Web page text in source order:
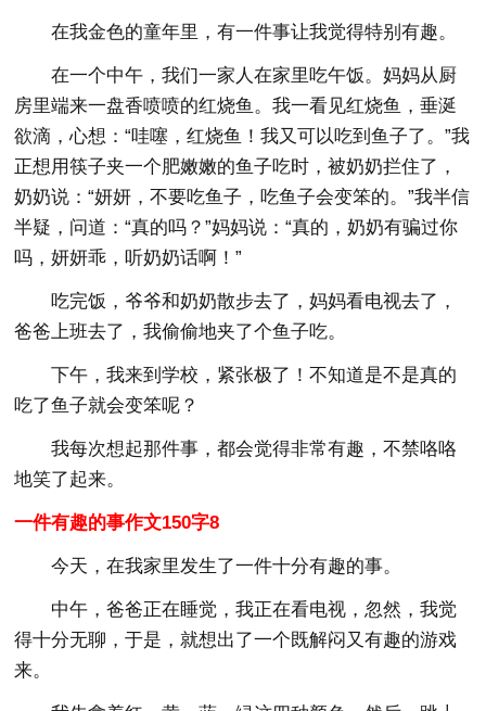
在我金色的童年里，有一件事让我觉得特别有趣。
在一个中午，我们一家人在家里吃午饭。妈妈从厨
房里端来一盘香喷喷的红烧鱼。我一看见红烧鱼，垂涎
欲滴，心想：“哇噻，红烧鱼！我又可以吃到鱼子了。”我
正想用筷子夹一个肥嫩嫩的鱼子吃时，被奶奶拦住了，
奶奶说：“妍妍，不要吃鱼子，吃鱼子会变笨的。”我半信
半疑，问道：“真的吗？”妈妈说：“真的，奶奶有骗过你
吗，妍妍乖，听奶奶话啊！”
吃完饭，爷爷和奶奶散步去了，妈妈看电视去了，
爸爸上班去了，我偷偷地夹了个鱼子吃。
下午，我来到学校，紧张极了！不知道是不是真的
吃了鱼子就会变笨呢？
我每次想起那件事，都会觉得非常有趣，不禁咯咯
地笑了起来。
一件有趣的事作文150字8
今天，在我家里发生了一件十分有趣的事。
中午，爸爸正在睡觉，我正在看电视，忽然，我觉
得十分无聊，于是，就想出了一个既解闷又有趣的游戏
来。